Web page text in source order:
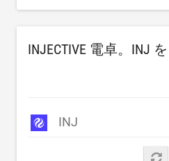
INJECTIVE 電卓。INJ を
INJ